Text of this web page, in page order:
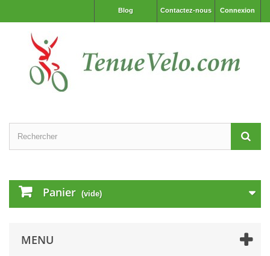
Connexion
Contactez-nous
Blog
Panier (vide)
MENU